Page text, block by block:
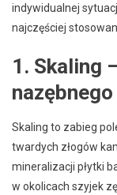
indywidualnej
najczęściej
1. Skaling
nazębnego
Skaling to zabieg
twardych złogów
mineralizacji płytki
w okolicach szyjek